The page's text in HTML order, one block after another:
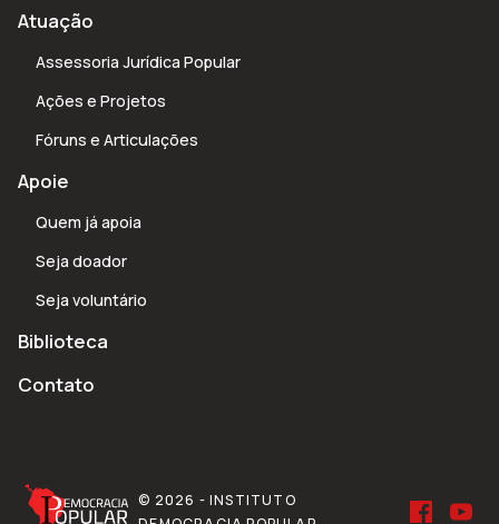
Atuação
Assessoria Jurídica Popular
Ações e Projetos
Fóruns e Articulações
Apoie
Quem já apoia
Seja doador
Seja voluntário
Biblioteca
Contato
© 2026 - INSTITUTO